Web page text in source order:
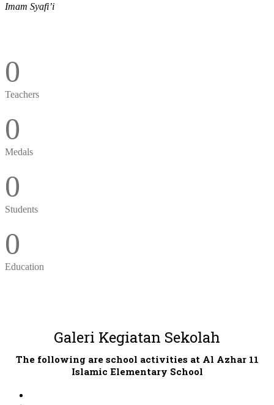
Imam Syafi’i
0
Teachers
0
Medals
0
Students
0
Education
Galeri Kegiatan Sekolah
The following are school activities at Al Azhar 11
Islamic Elementary School